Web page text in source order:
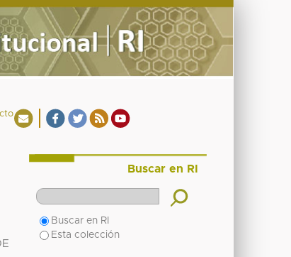
Buscar en RI
Buscar en RI
Esta colección